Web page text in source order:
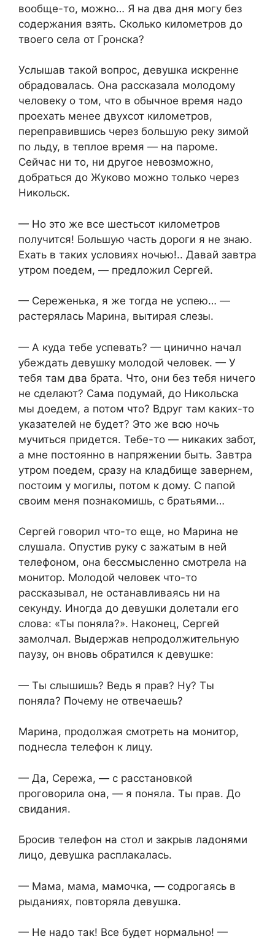
вообще-то, можно… Я на два дня могу без
содержания взять. Сколько километров до
твоего села от Гронска?
Услышав такой вопрос, девушка искренне
обрадовалась. Она рассказала молодому
человеку о том, что в обычное время надо
проехать менее двухсот километров,
переправившись через большую реку зимой
по льду, в теплое время — на пароме.
Сейчас ни то, ни другое невозможно,
добраться до Жуково можно только через
Никольск.
— Но это же все шестьсот километров
получится! Большую часть дороги я не знаю.
Ехать в таких условиях ночью!.. Давай завтра
утром поедем, — предложил Сергей.
— Сереженька, я же тогда не успею… —
растерялась Марина, вытирая слезы.
— А куда тебе успевать? — цинично начал
убеждать девушку молодой человек. — У
тебя там два брата. Что, они без тебя ничего
не сделают? Сама подумай, до Никольска
мы доедем, а потом что? Вдруг там каких-то
указателей не будет? Это же всю ночь
мучиться придется. Тебе-то — никаких забот,
а мне постоянно в напряжении быть. Завтра
утром поедем, сразу на кладбище завернем,
постоим у могилы, потом к дому. С папой
своим меня познакомишь, с братьями…
Сергей говорил что-то еще, но Марина не
слушала. Опустив руку с зажатым в ней
телефоном, она бессмысленно смотрела на
монитор. Молодой человек что-то
рассказывал, не останавливаясь ни на
секунду. Иногда до девушки долетали его
слова: «Ты поняла?». Наконец, Сергей
замолчал. Выдержав непродолжительную
паузу, он вновь обратился к девушке:
— Ты слышишь? Ведь я прав? Ну? Ты
поняла? Почему не отвечаешь?
Марина, продолжая смотреть на монитор,
поднесла телефон к лицу.
— Да, Сережа, — с расстановкой
проговорила она, — я поняла. Ты прав. До
свидания.
Бросив телефон на стол и закрыв ладонями
лицо, девушка расплакалась.
— Мама, мама, мамочка, — содрогаясь в
рыданиях, повторяла девушка.
— Не надо так! Все будет нормально! —